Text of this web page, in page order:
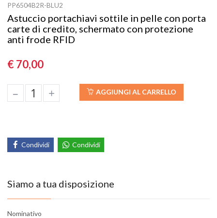
PP6504B2R-BLU2
Astuccio portachiavi sottile in pelle con porta
carte di credito, schermato con protezione
anti frode RFID
€ 70,00
– + AGGIUNGI AL CARRELLO
Condividi Condividi
Siamo a tua disposizione
Nominativo